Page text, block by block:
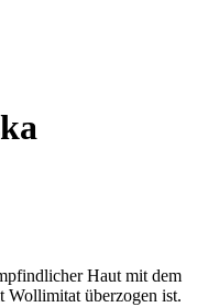
Haut mit dem
Wollimitat überzogen ist.